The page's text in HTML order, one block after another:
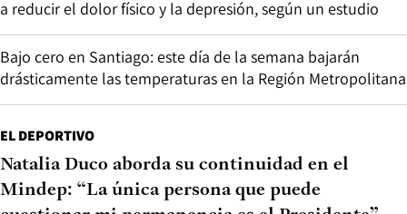
a reducir el dolor físico y la depresión, según un estudio
Bajo cero en Santiago: este día de la semana bajarán
drásticamente las temperaturas en la Región Metropolitana
EL DEPORTIVO
Natalia Duco aborda su continuidad en el
Mindep: “La única persona que puede